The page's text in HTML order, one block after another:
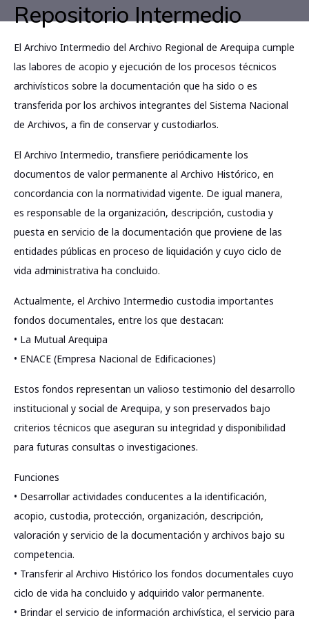
Repositorio Intermedio
El Archivo Intermedio del Archivo Regional de Arequipa cumple
las labores de acopio y ejecución de los procesos técnicos
archivísticos sobre la documentación que ha sido o es
transferida por los archivos integrantes del Sistema Nacional
de Archivos, a fin de conservar y custodiarlos.
El Archivo Intermedio, transfiere periódicamente los
documentos de valor permanente al Archivo Histórico, en
concordancia con la normatividad vigente. De igual manera,
es responsable de la organización, descripción, custodia y
puesta en servicio de la documentación que proviene de las
entidades públicas en proceso de liquidación y cuyo ciclo de
vida administrativa ha concluido.
Actualmente, el Archivo Intermedio custodia importantes
fondos documentales, entre los que destacan:
• La Mutual Arequipa
• ENACE (Empresa Nacional de Edificaciones)
Estos fondos representan un valioso testimonio del desarrollo
institucional y social de Arequipa, y son preservados bajo
criterios técnicos que aseguran su integridad y disponibilidad
para futuras consultas o investigaciones.
Funciones
• Desarrollar actividades conducentes a la identificación,
acopio, custodia, protección, organización, descripción,
valoración y servicio de la documentación y archivos bajo su
competencia.
• Transferir al Archivo Histórico los fondos documentales cuyo
ciclo de vida ha concluido y adquirido valor permanente.
• Brindar el servicio de información archivística, el servicio para